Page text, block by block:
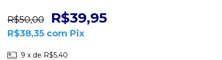
R$50,00 R$39,95
R$38,35 com Pix
9 x de R$5,40